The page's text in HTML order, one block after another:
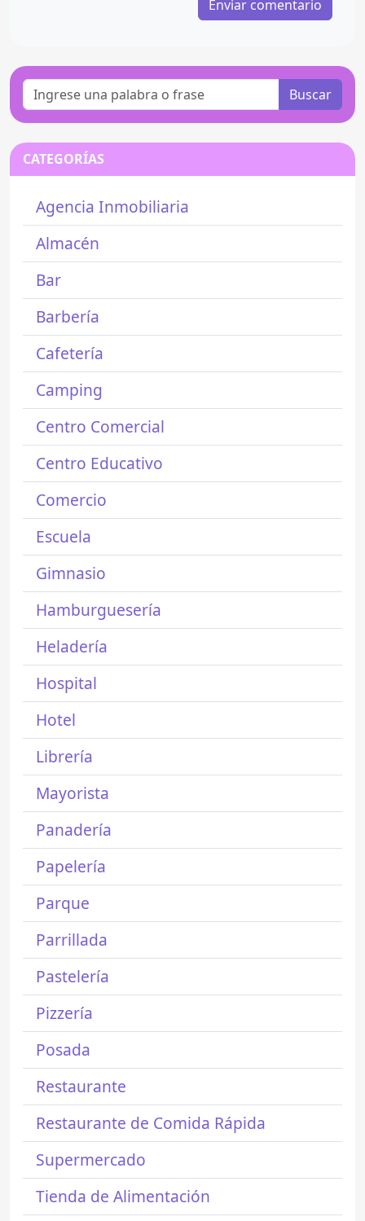
Buscar
CATEGORÍAS
Agencia Inmobiliaria
Almacén
Bar
Barbería
Cafetería
Camping
Centro Comercial
Centro Educativo
Comercio
Escuela
Gimnasio
Hamburguesería
Heladería
Hospital
Hotel
Librería
Mayorista
Panadería
Papelería
Parque
Parrillada
Pastelería
Pizzería
Posada
Restaurante
Restaurante de Comida Rápida
Supermercado
Tienda de Alimentación